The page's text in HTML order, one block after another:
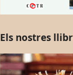
Els nostres